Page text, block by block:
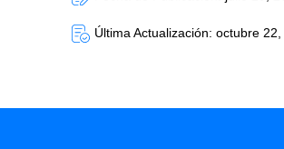
Última Actualización: octubre